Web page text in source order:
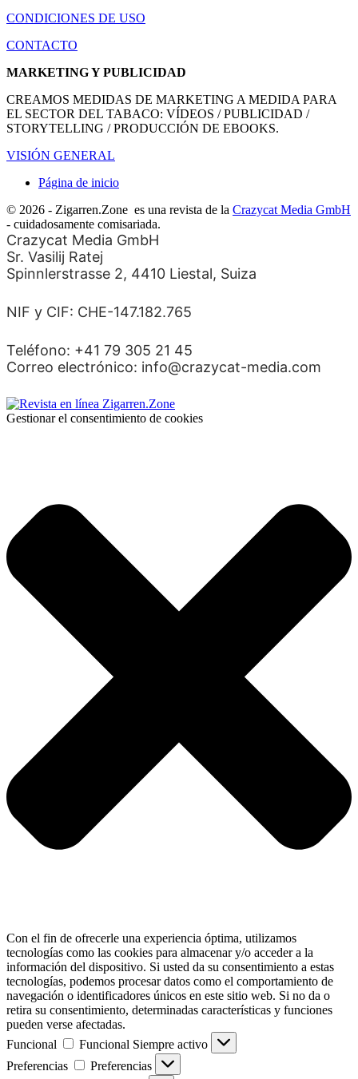
CONDICIONES DE USO
CONTACTO
MARKETING Y PUBLICIDAD
CREAMOS MEDIDAS DE MARKETING A MEDIDA PARA
EL SECTOR DEL TABACO: VÍDEOS / PUBLICIDAD /
STORYTELLING / PRODUCCIÓN DE EBOOKS.
VISIÓN GENERAL
Página de inicio
© 2026 - Zigarren.Zone es una revista de la Crazycat Media GmbH
- cuidadosamente comisariada.
Crazycat Media GmbH
Sr. Vasilij Ratej
Spinnlerstrasse 2, 4410 Liestal, Suiza
NIF y CIF: CHE-147.182.765
Teléfono: +41 79 305 21 45
Correo electrónico: info@crazycat-media.com
Gestionar el consentimiento de cookies
Con el fin de ofrecerle una experiencia óptima, utilizamos
tecnologías como las cookies para almacenar y/o acceder a la
información del dispositivo. Si usted da su consentimiento a estas
tecnologías, podemos procesar datos como el comportamiento de
navegación o identificadores únicos en este sitio web. Si no da o
retira su consentimiento, determinadas características y funciones
pueden verse afectadas.
Funcional
Funcional Siempre activo
Preferencias
Preferencias